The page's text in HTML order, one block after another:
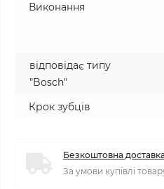
Виконання
відповідає типу
"Bosch"
Крок зубців
Безкоштовна
За умови купівлі